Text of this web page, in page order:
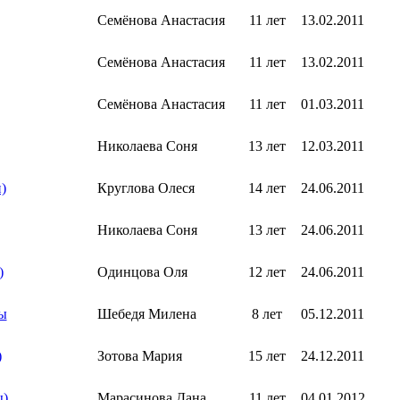
Семёнова Анастасия 11 лет 13.02.2011
Семёнова Анастасия 11 лет 13.02.2011
Семёнова Анастасия 11 лет 01.03.2011
Николаева Соня 13 лет 12.03.2011
Круглова Олеся 14 лет 24.06.2011
Николаева Соня 13 лет 24.06.2011
Одинцова Оля 12 лет 24.06.2011
Шебедя Милена 8 лет 05.12.2011
Зотова Мария 15 лет 24.12.2011